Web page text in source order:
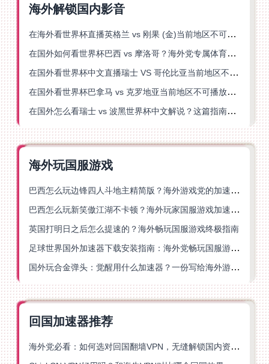
海外解锁国内影音
在海外看世界杯直播英格兰 vs 刚果 (金)当前地区不可播放？这篇指南帮你突破所有限制
在国外如何看世界杯巴西 vs 摩洛哥？海外党专属体育观赛指南来了
在国外看世界杯中文直播瑞士 VS 哥伦比亚当前地区不可播放？这篇指南帮你搞定
在国外看世界杯巴拿马 vs 克罗地亚当前地区不可播放？这篇指南帮你轻松解决海外体育直播难题
在国外怎么看瑞士 vs 波黑世界杯中文解说？这篇指南帮你搞定所有地区限制问题
海外玩国服游戏
巴西怎么玩边锋四人斗地主精简版？海外游戏党的加速器终极选择
巴西怎么玩新笑傲江湖不卡顿？海外玩家国服游戏加速终极指南（附猫和老鼠一梦江湖实测）
英国打明日之后怎么提速的？海外畅玩国服游戏终极指南
足球世界国外加速器下载安装指南：海外党畅玩国服游戏的终极解决方案
国外玩合金弹头：觉醒用什么加速器？一份写给海外游子的畅玩指南
回国加速器推荐
海外党必看：如何选对回国翻墙VPN，无缝解锁国内资源？